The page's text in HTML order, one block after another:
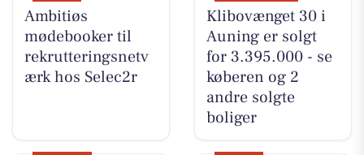
Ambitiøs
mødebooker til
rekrutteringsnetv
ærk hos Selec2r
Klibovænget 30 i
Auning er solgt
for 3.395.000 - se
køberen og 2
andre solgte
boliger